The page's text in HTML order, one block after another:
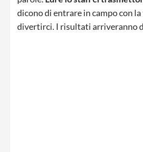
dicono di entrare in campo con
divertirci. I risultati arriveranno